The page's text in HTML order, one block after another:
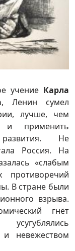
Карла
, Ленин сумел
лучше, чем
применить
развития. Не
Россия. На
«слабым
противоречий
В стране были
взрыва.
гнёт
и невежеством